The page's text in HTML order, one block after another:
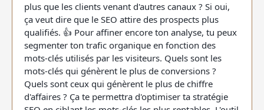
plus que les clients venant d'autres canaux ? Si oui,
ça veut dire que le SEO attire des prospects plus
qualifiés. 👍 Pour affiner encore ton analyse, tu peux
segmenter ton trafic organique en fonction des
mots-clés utilisés par les visiteurs. Quels sont les
mots-clés qui génèrent le plus de conversions ?
Quels sont ceux qui génèrent le plus de chiffre
d'affaires ? Ça te permettra d'optimiser ta stratégie